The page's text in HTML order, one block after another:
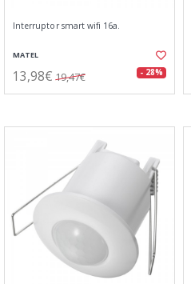
Interruptor smart wifi 16a.
MATEL
13,98€ 19,47€ - 28%